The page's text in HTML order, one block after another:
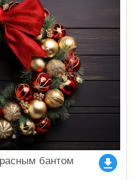
file_download
бантом